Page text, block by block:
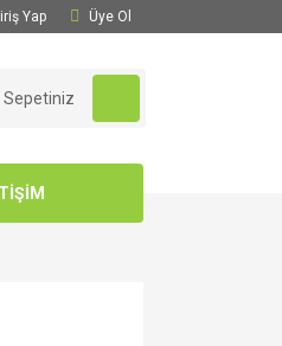
Yap Üye Ol
Sepetiniz